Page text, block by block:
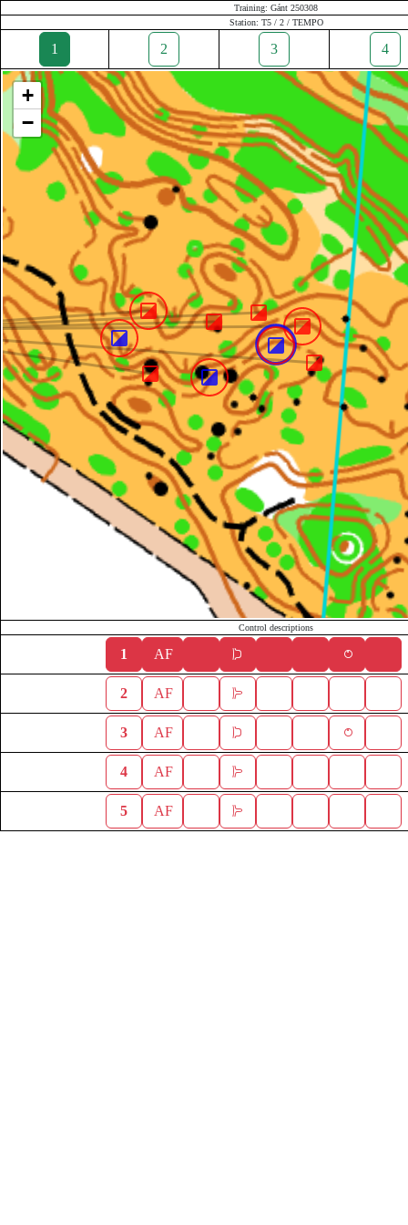
Training: Gánt 250308
Station: T5 / 2 / TEMPO
1 2 3 4
+
−
Control descriptions
1 AF
2 AF
3 AF
4 AF
5 AF